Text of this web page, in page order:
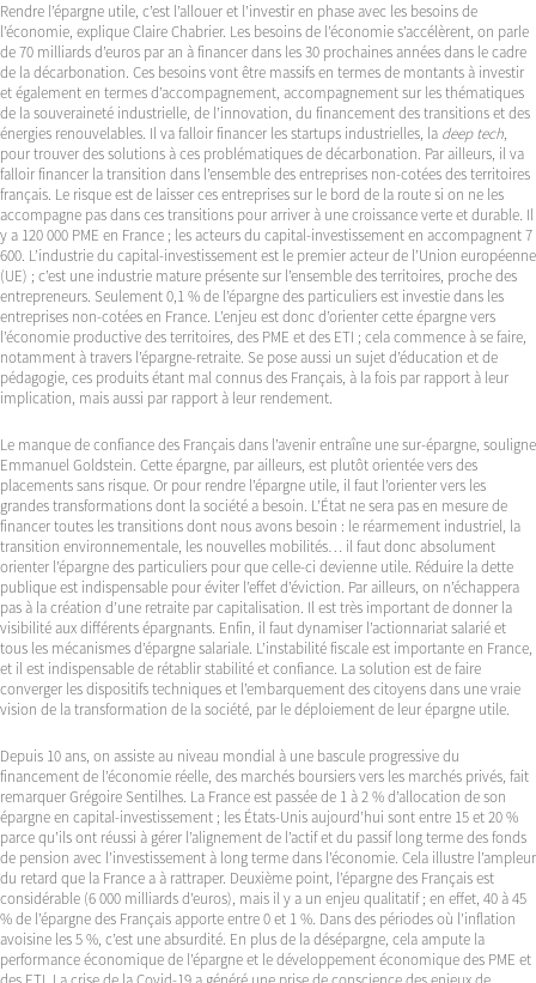
Rendre l’épargne utile, c’est l’allouer et l’investir en phase avec les besoins de
l’économie, explique Claire Chabrier. Les besoins de l’économie s’accélèrent, on parle
de 70 milliards d’euros par an à financer dans les 30 prochaines années dans le cadre
de la décarbonation. Ces besoins vont être massifs en termes de montants à investir
et également en termes d’accompagnement, accompagnement sur les thématiques
de la souveraineté industrielle, de l’innovation, du financement des transitions et des
énergies renouvelables. Il va falloir financer les startups industrielles, la deep tech,
pour trouver des solutions à ces problématiques de décarbonation. Par ailleurs, il va
falloir financer la transition dans l’ensemble des entreprises non-cotées des territoires
français. Le risque est de laisser ces entreprises sur le bord de la route si on ne les
accompagne pas dans ces transitions pour arriver à une croissance verte et durable. Il
y a 120 000 PME en France ; les acteurs du capital-investissement en accompagnent 7
600. L’industrie du capital-investissement est le premier acteur de l’Union européenne
(UE) ; c’est une industrie mature présente sur l’ensemble des territoires, proche des
entrepreneurs. Seulement 0,1 % de l’épargne des particuliers est investie dans les
entreprises non-cotées en France. L’enjeu est donc d’orienter cette épargne vers
l’économie productive des territoires, des PME et des ETI ; cela commence à se faire,
notamment à travers l’épargne-retraite. Se pose aussi un sujet d’éducation et de
pédagogie, ces produits étant mal connus des Français, à la fois par rapport à leur
implication, mais aussi par rapport à leur rendement.
Le manque de confiance des Français dans l’avenir entraîne une sur-épargne, souligne
Emmanuel Goldstein. Cette épargne, par ailleurs, est plutôt orientée vers des
placements sans risque. Or pour rendre l’épargne utile, il faut l’orienter vers les
grandes transformations dont la société a besoin. L’État ne sera pas en mesure de
financer toutes les transitions dont nous avons besoin : le réarmement industriel, la
transition environnementale, les nouvelles mobilités… il faut donc absolument
orienter l’épargne des particuliers pour que celle-ci devienne utile. Réduire la dette
publique est indispensable pour éviter l’effet d’éviction. Par ailleurs, on n’échappera
pas à la création d’une retraite par capitalisation. Il est très important de donner la
visibilité aux différents épargnants. Enfin, il faut dynamiser l’actionnariat salarié et
tous les mécanismes d’épargne salariale. L’instabilité fiscale est importante en France,
et il est indispensable de rétablir stabilité et confiance. La solution est de faire
converger les dispositifs techniques et l’embarquement des citoyens dans une vraie
vision de la transformation de la société, par le déploiement de leur épargne utile.
Depuis 10 ans, on assiste au niveau mondial à une bascule progressive du
financement de l’économie réelle, des marchés boursiers vers les marchés privés, fait
remarquer Grégoire Sentilhes. La France est passée de 1 à 2 % d’allocation de son
épargne en capital-investissement ; les États-Unis aujourd’hui sont entre 15 et 20 %
parce qu’ils ont réussi à gérer l’alignement de l’actif et du passif long terme des fonds
de pension avec l’investissement à long terme dans l’économie. Cela illustre l’ampleur
du retard que la France a à rattraper. Deuxième point, l’épargne des Français est
considérable (6 000 milliards d’euros), mais il y a un enjeu qualitatif ; en effet, 40 à 45
% de l’épargne des Français apporte entre 0 et 1 %. Dans des périodes où l’inflation
avoisine les 5 %, c’est une absurdité. En plus de la désépargne, cela ampute la
performance économique de l’épargne et le développement économique des PME et